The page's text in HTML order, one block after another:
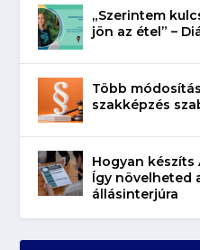
„Szerintem
jön az étel” –
Több
szakképzés
Hogyan készíts
Így növelheted
állásinterjúra